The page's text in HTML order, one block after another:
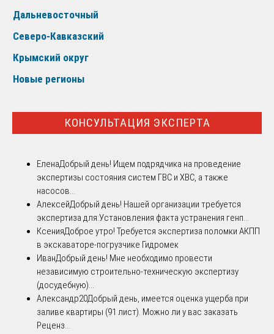
Дальневосточный
Северо-Кавказский
Крымский округ
Новые регионы
КОНСУЛЬТАЦИЯ ЭКСПЕРТА
ЕленаДобрый день! Ищем подрядчика на проведение
экспертизы состояния систем ГВС и ХВС, а также
насосов...
АлексейДобрый день! Нашей организации требуется
экспертиза для:Установления факта устранения генп...
КсенияДоброе утро! Требуется экспертиза поломки АКПП
в экскаваторе-погрузчике Гидромек
ИванДобрый день! Мне необходимо провести
независимую строительно-техническую экспертизу
(досудебную)...
Александр20Добрый день, имеется оценка ущерба при
заливе квартиры (91 лист). Можно ли у вас заказать
Реценз...